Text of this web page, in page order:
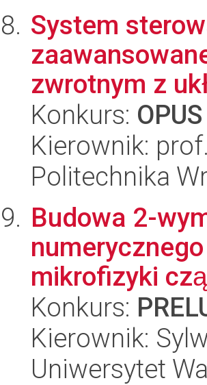
System
zwrotnym z
Konkurs: OPUS
Kierownik:
Politechnika
Budowa 2-
mikrofizyki
Konkurs:
Kierownik:
Uniwersytet